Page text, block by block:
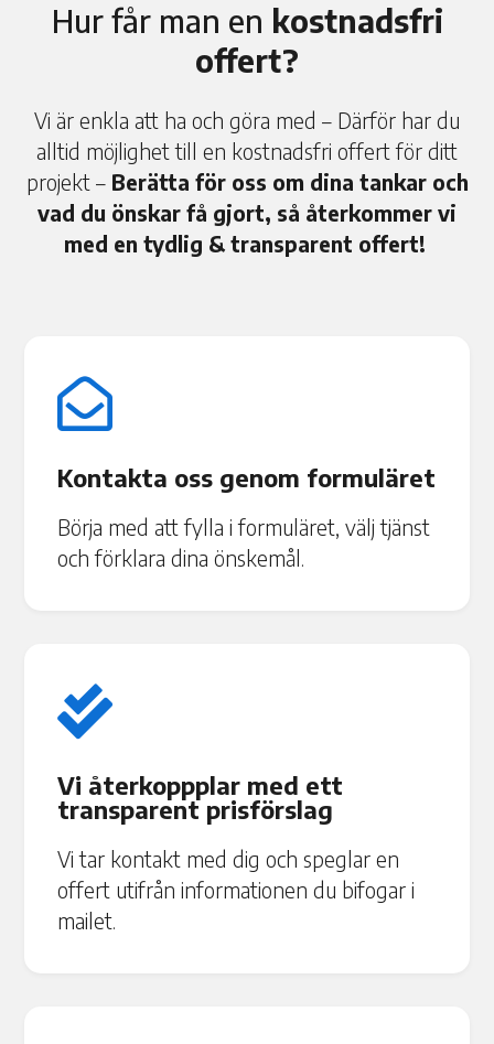
Hur får man en kostnadsfri
offert?
Vi är enkla att ha och göra med – Därför har du
alltid möjlighet till en kostnadsfri offert för ditt
projekt – Berätta för oss om dina tankar och
vad du önskar få gjort, så återkommer vi
med en tydlig & transparent offert!

Kontakta oss genom formuläret
Börja med att fylla i formuläret, välj tjänst
och förklara dina önskemål.

Vi återkoppplar med ett
transparent prisförslag
Vi tar kontakt med dig och speglar en
offert utifrån informationen du bifogar i
mailet.